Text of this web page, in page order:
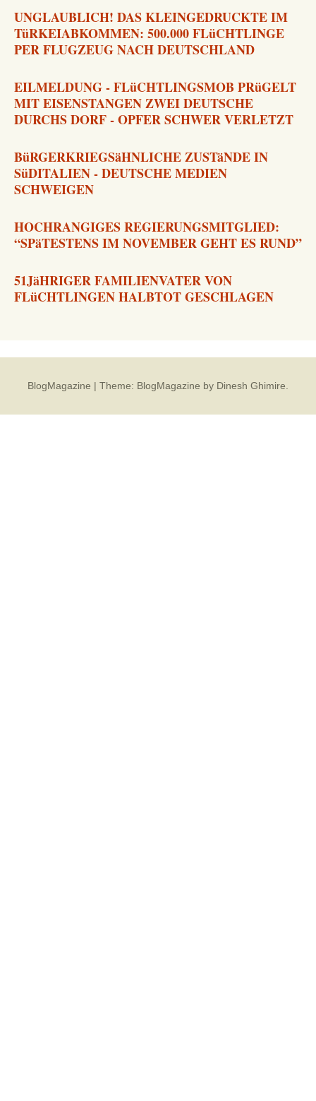
UNGLAUBLICH! DAS KLEINGEDRUCKTE IM
TüRKEIABKOMMEN: 500.000 FLüCHTLINGE
PER FLUGZEUG NACH DEUTSCHLAND
EILMELDUNG - FLüCHTLINGSMOB PRüGELT
MIT EISENSTANGEN ZWEI DEUTSCHE
DURCHS DORF - OPFER SCHWER VERLETZT
BüRGERKRIEGSäHNLICHE ZUSTäNDE IN
SüDITALIEN - DEUTSCHE MEDIEN
SCHWEIGEN
HOCHRANGIGES REGIERUNGSMITGLIED:
“SPäTESTENS IM NOVEMBER GEHT ES RUND”
51JäHRIGER FAMILIENVATER VON
FLüCHTLINGEN HALBTOT GESCHLAGEN
BlogMagazine | Theme: BlogMagazine by Dinesh Ghimire